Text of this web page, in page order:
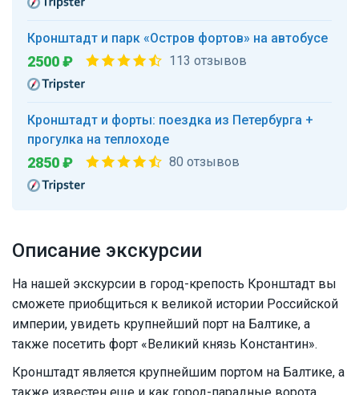
Описание экскурсии
На нашей экскурсии в город-крепость Кронштадт вы
сможете приобщиться к великой истории Российской
империи, увидеть крупнейший порт на Балтике, а
также посетить форт «Великий князь Константин».
Кронштадт является крупнейшим портом на Балтике, а
Кронштадт и парк «Остров фортов» на автобусе
2500 ₽ 113 отзывов
Кронштадт и форты: поездка из Петербурга +
прогулка на теплоходе
2850 ₽ 80 отзывов